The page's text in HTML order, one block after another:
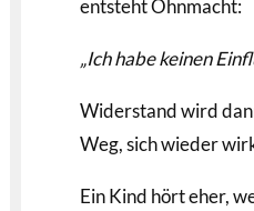
entsteht Ohnmacht:
„Ich habe keinen
Widerstand wird
Weg, sich wieder
Ein Kind hört eher,